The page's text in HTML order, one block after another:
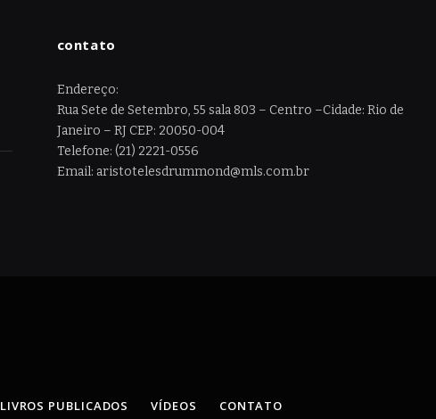
contato
Endereço:
Rua Sete de Setembro, 55 sala 803 – Centro –Cidade: Rio de
Janeiro – RJ CEP: 20050-004
Telefone: (21) 2221-0556
Email: aristotelesdrummond@mls.com.br
LIVROS PUBLICADOS VÍDEOS CONTATO